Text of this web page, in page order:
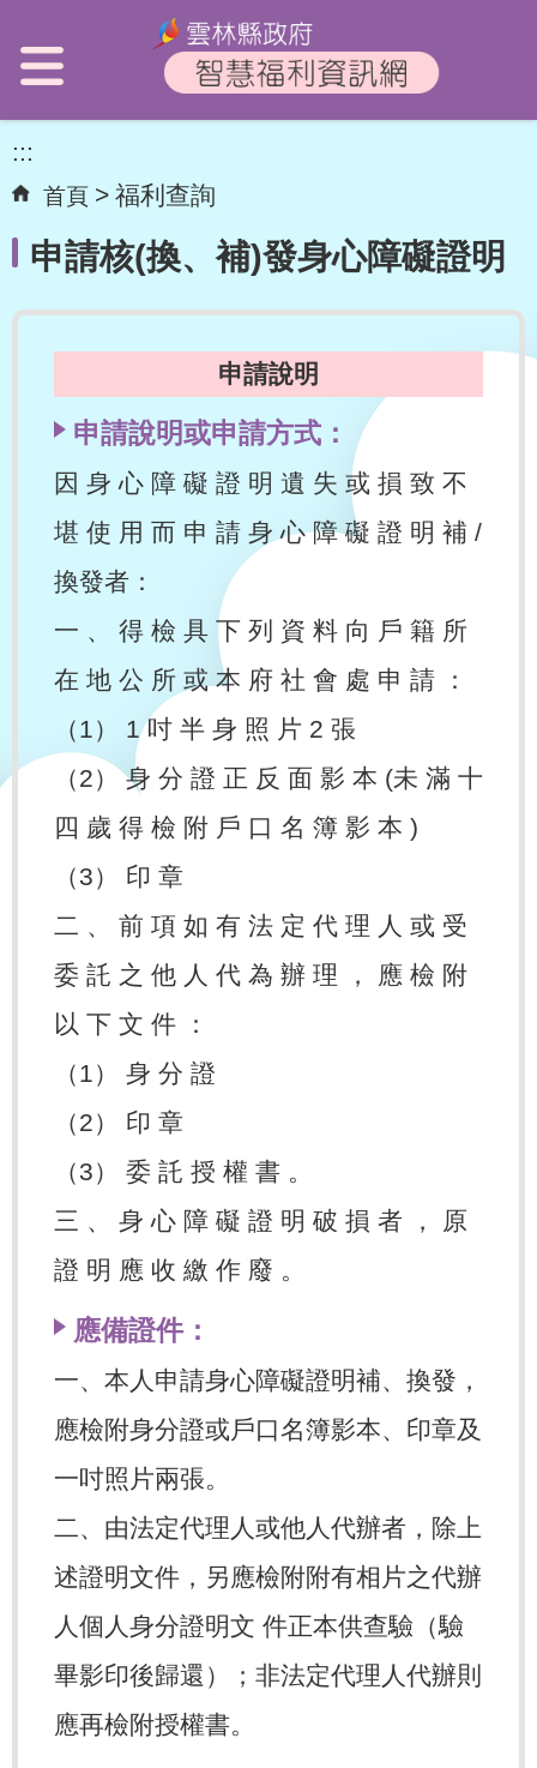
:::
首頁 福利查詢
申請核(換、補)發身心障礙證明
申請說明
申請說明或申請方式：
因 身 心 障 礙 證 明 遺 失 或 損 致 不
堪 使 用 而 申 請 身 心 障 礙 證 明 補 /
換發者：
一 、 得 檢 具 下 列 資 料 向 戶 籍 所
在 地 公 所 或 本 府 社 會 處 申 請 ：
（1） 1 吋 半 身 照 片 2 張
（2） 身 分 證 正 反 面 影 本 (未 滿 十
四 歲 得 檢 附 戶 口 名 簿 影 本 )
（3） 印 章
二 、 前 項 如 有 法 定 代 理 人 或 受
委 託 之 他 人 代 為 辦 理 ， 應 檢 附
以 下 文 件 ：
（1） 身 分 證
（2） 印 章
（3） 委 託 授 權 書 。
三 、 身 心 障 礙 證 明 破 損 者 ， 原
證 明 應 收 繳 作 廢 。
應備證件：
一、本人申請身心障礙證明補、換發，
應檢附身分證或戶口名簿影本、印章及
一吋照片兩張。
二、由法定代理人或他人代辦者，除上
述證明文件，另應檢附附有相片之代辦
人個人身分證明文 件正本供查驗（驗
畢影印後歸還）；非法定代理人代辦則
應再檢附授權書。